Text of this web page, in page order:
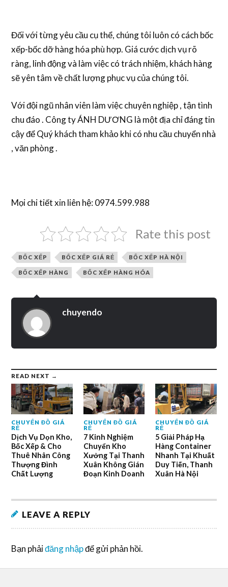
Đối với từng yêu cầu cụ thể, chúng tôi luôn có cách bốc
xếp-bốc dỡ hàng hóa phù hợp. Giá cước dịch vụ rõ
ràng, linh động và làm việc có trách nhiệm, khách hàng
sẽ yên tâm về chất lượng phục vụ của chúng tôi.
Với đội ngũ nhân viên làm việc chuyên nghiệp , tận tình
chu đáo . Công ty ÁNH DƯƠNG là một địa chỉ đáng tin
cậy để Quý khách tham khảo khi có nhu cầu chuyển nhà
, văn phòng .
Mọi chi tiết xin liên hệ: 0974.599.988
Rate this post
BỐC XẾP BỐC XẾP GIÁ RẺ BỐC XẾP HÀ NỘI
BỐC XẾP HÀNG BỐC XẾP HÀNG HÓA
chuyendo
READ NEXT →
CHUYỂN ĐỒ GIÁ
RẺ
Dịch Vụ Dọn Kho,
Bốc Xếp & Cho
Thuê Nhân Công
Thượng Đình
Chất Lượng
CHUYỂN ĐỒ GIÁ
RẺ
7 Kinh Nghiệm
Chuyển Kho
Xưởng Tại Thanh
Xuân Không Gián
Đoạn Kinh Doanh
CHUYỂN ĐỒ GIÁ
RẺ
5 Giải Pháp Hạ
Hàng Container
Nhanh Tại Khuất
Duy Tiến, Thanh
Xuân Hà Nội
LEAVE A REPLY
Bạn phảiđăng nhậpđể gửi phản hồi.